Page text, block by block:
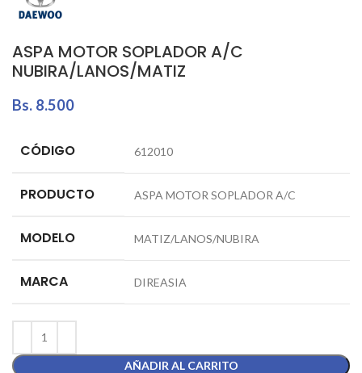
ASPA MOTOR SOPLADOR A/C
NUBIRA/LANOS/MATIZ
Bs. 8.500
CÓDIGO 612010
PRODUCTO ASPA MOTOR SOPLADOR A/C
MODELO MATIZ/LANOS/NUBIRA
MARCA DIREASIA
AÑADIR AL CARRITO